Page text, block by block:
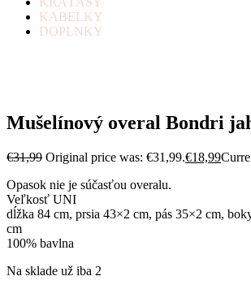
KABELKY
DOPLNKY
Mušelínový overal Bondri
€31,99 Original price was: €31,99.€18,99
Opasok nie je súčasťou overalu.
Veľkosť UNI
dĺžka 84 cm, prsia 43×2 cm, pás 35×2 cm,
cm
100% bavlna
Na sklade už iba 2